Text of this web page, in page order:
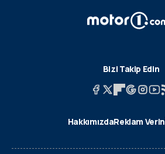
Bizi Takip Edin
HakkımızdaReklam Verin